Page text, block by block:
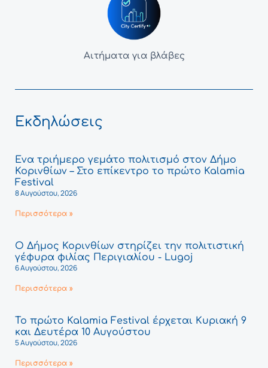
Αιτήματα για βλάβες
Εκδηλώσεις
Ένα τριήμερο γεμάτο πολιτισμό στον Δήμο
Κορινθίων – Στο επίκεντρο το πρώτο Kalamia
Festival
8 Αυγούστου, 2026
Περισσότερα »
Ο Δήμος Κορινθίων στηρίζει την πολιτιστική
γέφυρα φιλίας Περιγιαλίου - Lugoj
6 Αυγούστου, 2026
Περισσότερα »
Το πρώτο Kalamia Festival έρχεται Κυριακή 9
και Δευτέρα 10 Αυγούστου
5 Αυγούστου, 2026
Περισσότερα »